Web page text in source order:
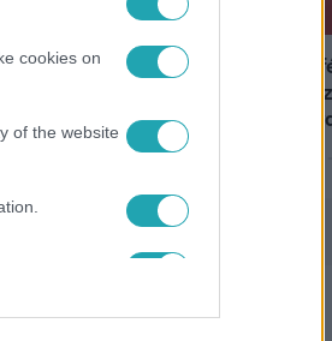
cookies on
of the website
protection.
„Attól